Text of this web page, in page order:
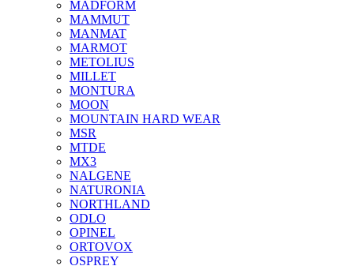
MADFORM
MAMMUT
MANMAT
MARMOT
METOLIUS
MILLET
MONTURA
MOON
MOUNTAIN HARD WEAR
MSR
MTDE
MX3
NALGENE
NATURONIA
NORTHLAND
ODLO
OPINEL
ORTOVOX
OSPREY